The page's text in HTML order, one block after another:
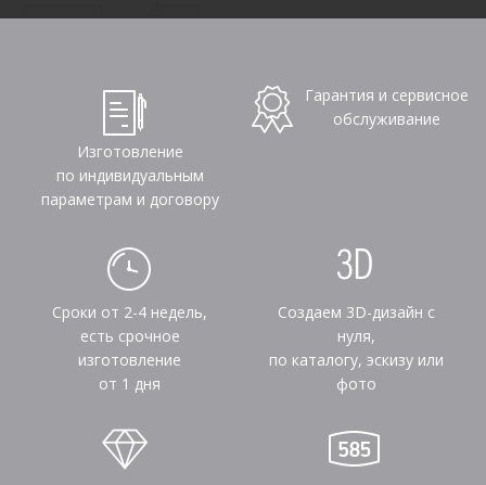
Изготовление
по индивидуальным
параметрам и договору
Гарантия и сервисное
обслуживание
Сроки от 2-4 недель,
есть срочное
изготовление
от 1 дня
Создаем 3D-дизайн с
нуля,
по каталогу, эскизу или
фото